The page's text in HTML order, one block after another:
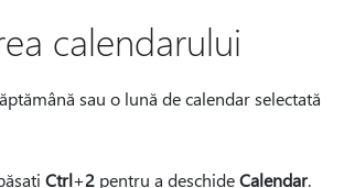
calendarului
sau o lună de calendar selectată
Ctrl+2 pentru a deschideCalendar.